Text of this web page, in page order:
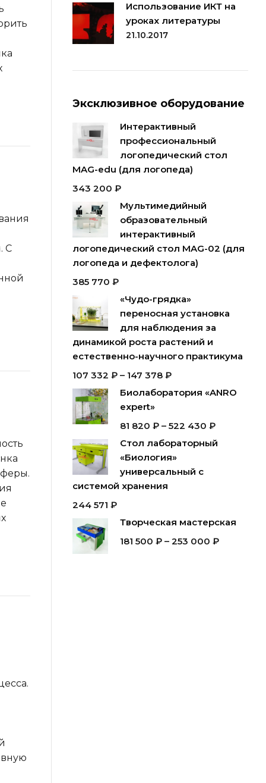
С
Использование ИКТ на
уроках литературы
21.10.2017
Эксклюзивное оборудование
Интерактивный
профессиональный
логопедический стол
MAG-edu (для логопеда)
343 200 ₽
Мультимедийный
образовательный
интерактивный
логопедический стол MAG-02 (для
логопеда и дефектолога)
385 770 ₽
«Чудо-грядка»
переносная установка
для наблюдения за
динамикой роста растений и
естественно-научного практикума
107 332 ₽– 147 378 ₽
Биолаборатория «ANRO
expert»
81 820 ₽– 522 430 ₽
Стол лабораторный
«Биология»
универсальный с
системой хранения
244 571 ₽
Творческая мастерская
181 500 ₽– 253 000 ₽